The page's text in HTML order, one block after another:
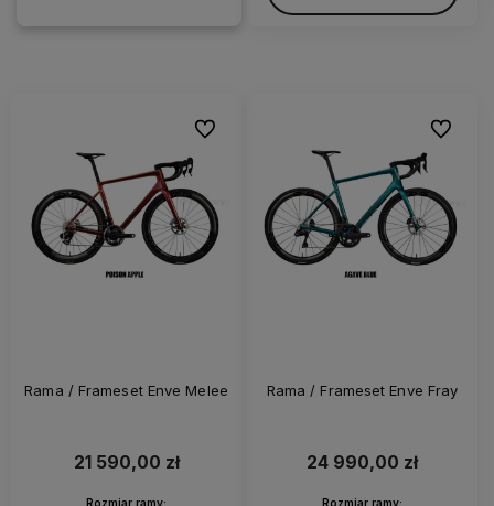
Rama / Frameset Enve Melee
21 590,00 zł
Rozmiar ramy:
Do ulubionych
Rama / Frameset Enve Fray
24 990,00 zł
Rozmiar ramy:
Do